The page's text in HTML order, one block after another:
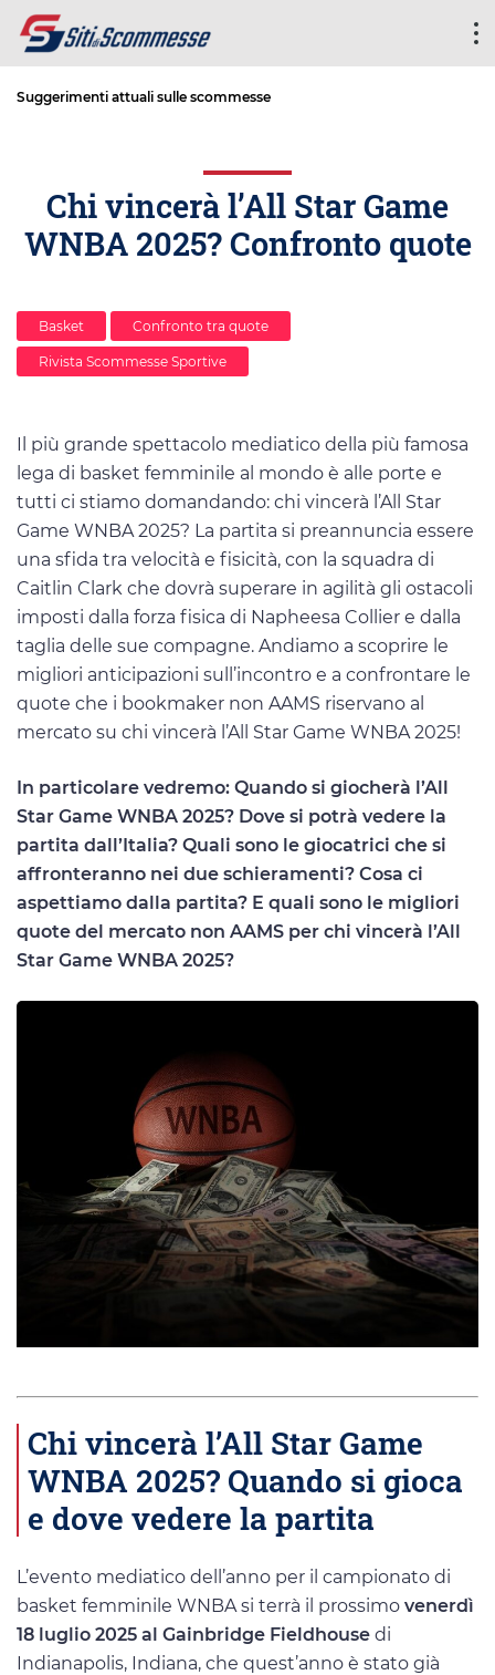
Suggerimenti attuali sulle scommesse
Chi vincerà l’All Star Game
WNBA 2025? Confronto quote
Basket Confronto tra quote
Rivista Scommesse Sportive
Il più grande spettacolo mediatico della più famosa
lega di basket femminile al mondo è alle porte e
tutti ci stiamo domandando: chi vincerà l’All Star
Game WNBA 2025? La partita si preannuncia essere
una sfida tra velocità e fisicità, con la squadra di
Caitlin Clark che dovrà superare in agilità gli ostacoli
imposti dalla forza fisica di Napheesa Collier e dalla
taglia delle sue compagne. Andiamo a scoprire le
migliori anticipazioni sull’incontro e a confrontare le
quote che i bookmaker non AAMS riservano al
mercato su chi vincerà l’All Star Game WNBA 2025!
In particolare vedremo: Quando si giocherà l’All
Star Game WNBA 2025? Dove si potrà vedere la
partita dall’Italia? Quali sono le giocatrici che si
affronteranno nei due schieramenti? Cosa ci
aspettiamo dalla partita? E quali sono le migliori
quote del mercato non AAMS per chi vincerà l’All
Star Game WNBA 2025?
Chi vincerà l’All Star Game
WNBA 2025? Quando si gioca
e dove vedere la partita
L’evento mediatico dell’anno per il campionato di
basket femminile WNBA si terrà il prossimo venerdì
18 luglio 2025 al Gainbridge Fieldhouse di
Indianapolis, Indiana, che quest’anno è stato già